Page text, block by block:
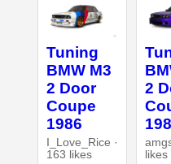
Tuning
BMW M3
2 Door
Coupe
1986
I_Love_Rice ·
163 likes
2
likes